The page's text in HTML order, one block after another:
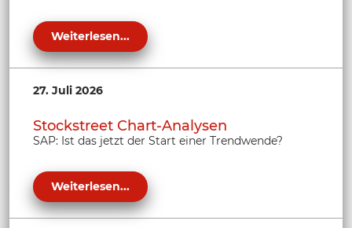
Weiterlesen...
27. Juli 2026
Stockstreet Chart-Analysen
SAP: Ist das jetzt der Start einer Trendwende?
Weiterlesen...